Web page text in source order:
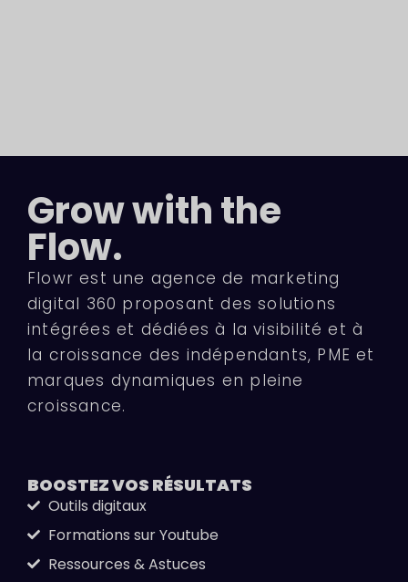
Grow with the
Flow.
Flowr est une agence de marketing
digital 360 proposant des solutions
intégrées et dédiées à la visibilité et à
la croissance des indépendants, PME et
marques dynamiques en pleine
croissance.
BOOSTEZ VOS RÉSULTATS
Outils digitaux
Formations sur Youtube
Ressources & Astuces